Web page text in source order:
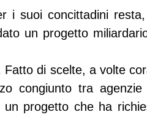
i suoi concittadini
un progetto
di scelte, a volte
congiunto tra agenzie
progetto che ha